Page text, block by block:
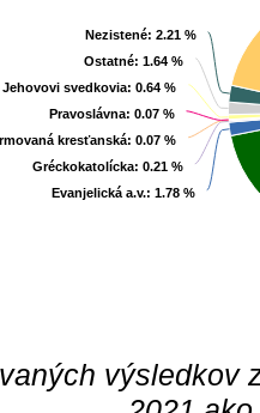
Evanjelická a.v.: 1.78 %
Evanjelická a.v.: 1.78 %
Gréckokatolícka: 0.21 %
Gréckokatolícka: 0.21 %
kresťanská: 0.07 %
kresťanská: 0.07 %
Pravoslávna: 0.07 %
Pravoslávna: 0.07 %
Jehovovi svedkovia: 0.64 %
Jehovovi svedkovia: 0.64 %
Ostatné: 1.64 %
Ostatné: 1.64 %
Nezistené: 2.21 %
Nezistené: 2.21 %
výsledkov